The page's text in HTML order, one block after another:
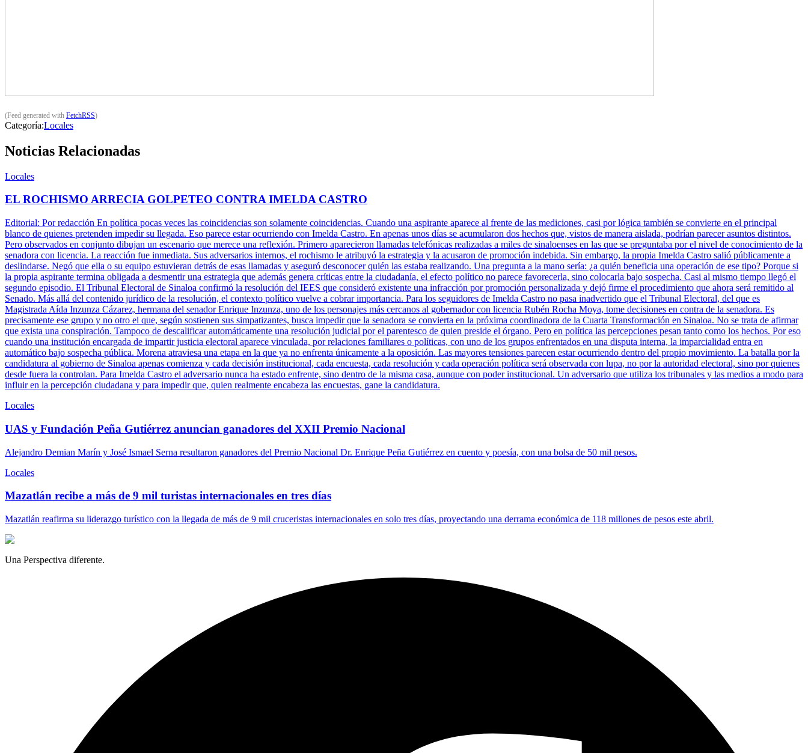
(Feed generated with FetchRSS)
Categoría:Locales
Noticias Relacionadas
Locales
EL ROCHISMO ARRECIA GOLPETEO CONTRA IMELDA CASTRO
Editorial: Por redacción En política pocas veces las coincidencias son solamente coincidencias. Cuando una aspirante aparece al frente de las mediciones, casi por lógica también se convierte en el principal
blanco de quienes pretenden impedir su llegada. Eso parece estar ocurriendo con Imelda Castro. En apenas unos días se acumularon dos hechos que, vistos de manera aislada, podrían parecer asuntos distintos.
Pero observados en conjunto dibujan un escenario que merece una reflexión. Primero aparecieron llamadas telefónicas realizadas a miles de sinaloenses en las que se preguntaba por el nivel de conocimiento de la
senadora con licencia. La reacción fue inmediata. Sus adversarios internos, el rochismo le atribuyó la estrategia y la acusaron de promoción indebida. Sin embargo, la propia Imelda Castro salió públicamente a
deslindarse. Negó que ella o su equipo estuvieran detrás de esas llamadas y aseguró desconocer quién las estaba realizando. Una pregunta a la mano sería: ¿a quién beneficia una operación de ese tipo? Porque si
la propia aspirante termina obligada a desmentir una estrategia que además genera críticas entre la ciudadanía, el efecto político no parece favorecerla, sino colocarla bajo sospecha. Casi al mismo tiempo llegó el
segundo episodio. El Tribunal Electoral de Sinaloa confirmó la resolución del IEES que consideró existente una infracción por promoción personalizada y dejó firme el procedimiento que ahora será remitido al
Senado. Más allá del contenido jurídico de la resolución, el contexto político vuelve a cobrar importancia. Para los seguidores de Imelda Castro no pasa inadvertido que el Tribunal Electoral, del que es
Magistrada Aída Inzunza Cázarez, hermana del senador Enrique Inzunza, uno de los personajes más cercanos al gobernador con licencia Rubén Rocha Moya, tome decisiones en contra de la senadora. Es
precisamente ese grupo y no otro el que, según sostienen sus simpatizantes, busca impedir que la senadora se convierta en la próxima coordinadora de la Cuarta Transformación en Sinaloa. No se trata de afirmar
que exista una conspiración. Tampoco de descalificar automáticamente una resolución judicial por el parentesco de quien preside el órgano. Pero en política las percepciones pesan tanto como los hechos. Por eso
cuando una institución encargada de impartir justicia electoral aparece vinculada, por relaciones familiares o políticas, con uno de los grupos enfrentados en una disputa interna, la imparcialidad entra en
automático bajo sospecha pública. Morena atraviesa una etapa en la que ya no enfrenta únicamente a la oposición. Las mayores tensiones parecen estar ocurriendo dentro del propio movimiento. La batalla por la
candidatura al gobierno de Sinaloa apenas comienza y cada decisión institucional, cada encuesta, cada resolución y cada operación política será observada con lupa, no por la autoridad electoral, sino por quienes
desde fuera la controlan. Para Imelda Castro el adversario nunca ha estado enfrente, sino dentro de la misma casa, aunque con poder institucional. Un adversario que utiliza los tribunales y las medios a modo para
influir en la percepción ciudadana y para impedir que, quien realmente encabeza las encuestas, gane la candidatura.
Locales
UAS y Fundación Peña Gutiérrez anuncian ganadores del XXII Premio Nacional
Alejandro Demian Marín y José Ismael Serna resultaron ganadores del Premio Nacional Dr. Enrique Peña Gutiérrez en cuento y poesía, con una bolsa de 50 mil pesos.
Locales
Mazatlán recibe a más de 9 mil turistas internacionales en tres días
Mazatlán reafirma su liderazgo turístico con la llegada de más de 9 mil cruceristas internacionales en solo tres días, proyectando una derrama económica de 118 millones de pesos este abril.
Una Perspectiva diferente.